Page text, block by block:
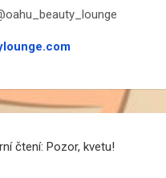
čtení: Pozor, kvetu!